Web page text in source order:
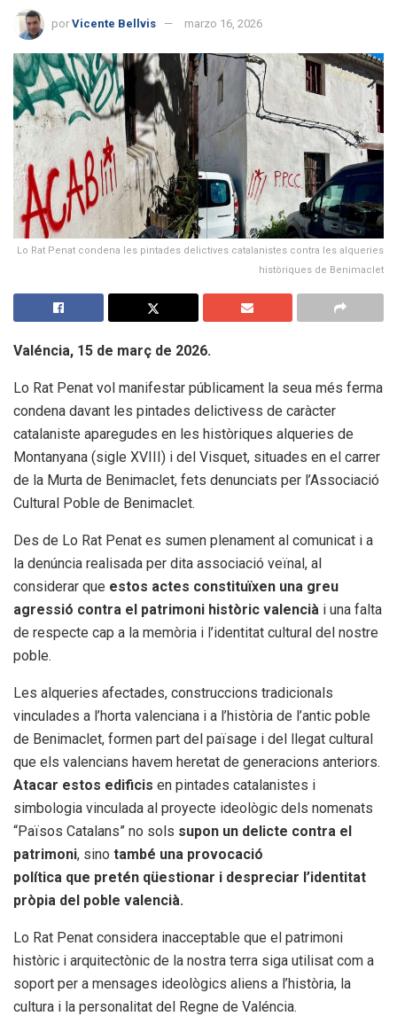
por Vicente Bellvis marzo 16, 2026
Lo Rat Penat condena les pintades delictives catalanistes contra les alqueries
històriques de Benimaclet
Valéncia, 15 de març de 2026.
Lo Rat Penat vol manifestar públicament la seua més ferma
condena davant les pintades delictivess de caràcter
catalaniste aparegudes en les històriques alqueries de
Montanyana (sigle XVIII) i del Visquet, situades en el carrer
de la Murta de Benimaclet, fets denunciats per l’Associació
Cultural Poble de Benimaclet.
Des de Lo Rat Penat es sumen plenament al comunicat i a
la denúncia realisada per dita associació veïnal, al
considerar que estos actes constituïxen una greu
agressió contra el patrimoni històric valencià i una falta
de respecte cap a la memòria i l’identitat cultural del nostre
poble.
Les alqueries afectades, construccions tradicionals
vinculades a l’horta valenciana i a l’història de l’antic poble
de Benimaclet, formen part del païsage i del llegat cultural
que els valencians havem heretat de generacions anteriors.
Atacar estos edificis en pintades catalanistes i
simbologia vinculada al proyecte ideològic dels nomenats
“Països Catalans” no sols supon un delicte contra el
patrimoni, sino també una provocació
política que pretén qüestionar i despreciar l’identitat
pròpia del poble valencià.
Lo Rat Penat considera inacceptable que el patrimoni
històric i arquitectònic de la nostra terra siga utilisat com a
soport per a mensages ideològics aliens a l’història, la
cultura i la personalitat del Regne de Valéncia.